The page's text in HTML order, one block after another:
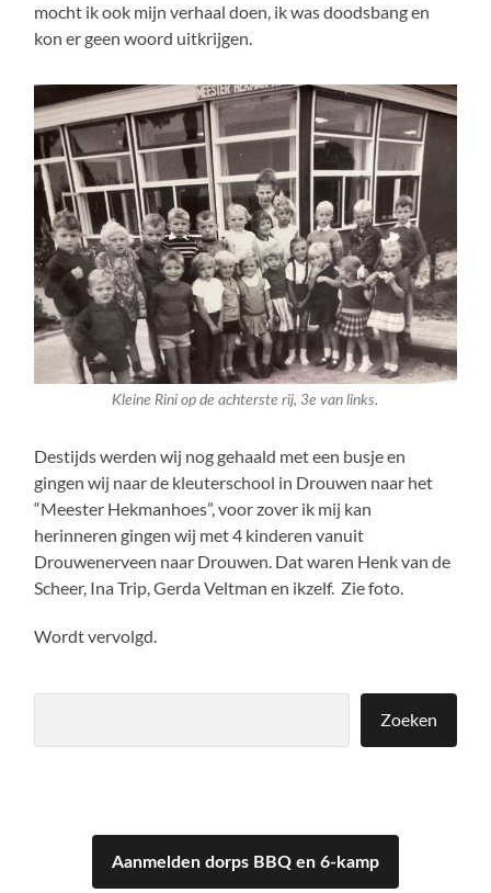
mocht ik ook mijn verhaal doen, ik was doodsbang en
kon er geen woord uitkrijgen.
Kleine Rini op de achterste rij, 3e van links.
Destijds werden wij nog gehaald met een busje en
gingen wij naar de kleuterschool in Drouwen naar het
“Meester Hekmanhoes”, voor zover ik mij kan
herinneren gingen wij met 4 kinderen vanuit
Drouwenerveen naar Drouwen. Dat waren Henk van de
Scheer, Ina Trip, Gerda Veltman en ikzelf. Zie foto.
Wordt vervolgd.
Zoeken
Aanmelden dorps BBQ en 6-kamp